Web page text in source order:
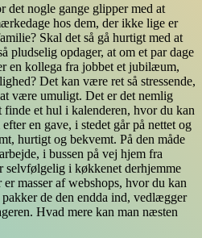
nogle gange glipper med at
hos dem, der ikke lige er
Skal det så gå hurtigt med at
pludselig opdager, at om et par dage
en kollega fra jobbet et jubilæum,
Det kan være ret så stressende,
være umuligt. Det er det nemlig
et hul i kalenderen, hvor du kan
en gave, i stedet går på nettet og
hurtigt og bekvemt. På den måde
i bussen på vej hjem fra
selvfølgelig i køkkenet derhjemme
masser af webshops, hvor du kan
de den endda ind, vedlægger
Hvad mere kan man næsten